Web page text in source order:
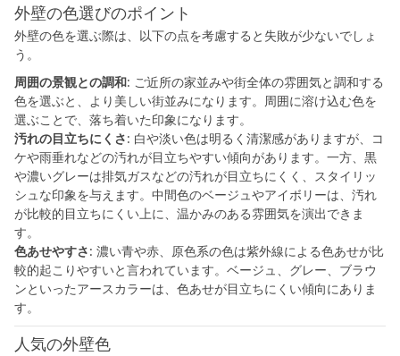
コンセプトプラン
テクノロジー
建築実例
モデルハウス検索・見学予約
キャンペーン・コラボ情報
家づくりの知識
イベント
モデルハウス見学予約
出水店 TOPへ
外壁の色選びのポイント
外壁の色を選ぶ際は、以下の点を考慮すると失敗が少ないでしょ
う。
周囲の景観との調和: ご近所の家並みや街全体の雰囲気と調和する
色を選ぶと、より美しい街並みになります。周囲に溶け込む色を
選ぶことで、落ち着いた印象になります。
汚れの目立ちにくさ: 白や淡い色は明るく清潔感がありますが、コ
ケや雨垂れなどの汚れが目立ちやすい傾向があります。一方、黒
や濃いグレーは排気ガスなどの汚れが目立ちにくく、スタイリッ
シュな印象を与えます。中間色のベージュやアイボリーは、汚れ
が比較的目立ちにくい上に、温かみのある雰囲気を演出できま
す。
色あせやすさ: 濃い青や赤、原色系の色は紫外線による色あせが比
較的起こりやすいと言われています。ベージュ、グレー、ブラウ
ンといったアースカラーは、色あせが目立ちにくい傾向にありま
す。
人気の外壁色